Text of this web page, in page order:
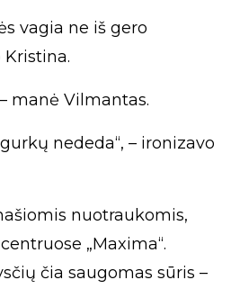
vagia ne iš gero
Kristina.
manė Vilmantas.
nededa“, – ironizavo
nuotraukomis,
„Maxima“.
čia saugomas sūris –